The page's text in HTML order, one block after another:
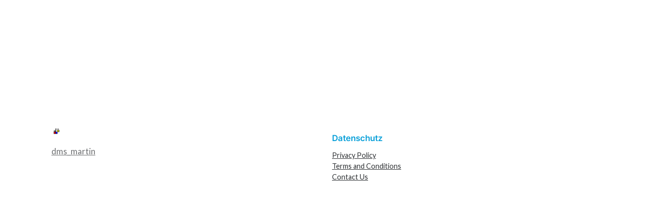
dms_martin
Datenschutz
Privacy Policy
Terms and Conditions
Contact Us